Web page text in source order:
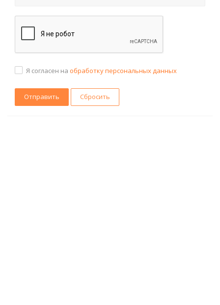
Я согласен на обработку персональных данных
Сбросить